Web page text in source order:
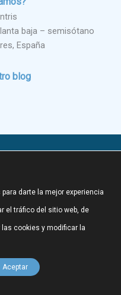
baja – semisótano
España
blog
darte la mejor experiencia
el tráfico del sitio web, de
cookies y modificar la
Aceptarnuestros materiales!